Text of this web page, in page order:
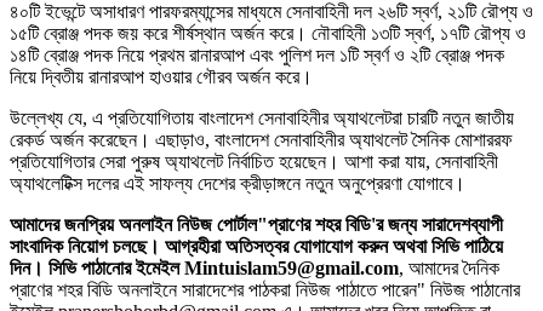
৪০টি ইভেন্টে অসাধারণ পারফরম্যান্সের মাধ্যমে সেনাবাহিনী দল ২৬টি স্বর্ণ, ২১টি রৌপ্য ও
১৫টি ব্রোঞ্জ পদক জয় করে শীর্ষস্থান অর্জন করে। নৌবাহিনী ১৩টি স্বর্ণ, ১৭টি রৌপ্য ও
১৪টি ব্রোঞ্জ পদক নিয়ে প্রথম রানারআপ এবং পুলিশ দল ১টি স্বর্ণ ও ২টি ব্রোঞ্জ পদক
নিয়ে দ্বিতীয় রানারআপ হাওয়ার গৌরব অর্জন করে।
উল্লেখ্য যে, এ প্রতিযোগিতায় বাংলাদেশ সেনাবাহিনীর অ্যাথলেটরা চারটি নতুন জাতীয়
রেকর্ড অর্জন করেছেন। এছাড়াও, বাংলাদেশ সেনাবাহিনীর অ্যাথলেট সৈনিক মোশাররফ
প্রতিযোগিতার সেরা পুরুষ অ্যাথলেট নির্বাচিত হয়েছেন। আশা করা যায়, সেনাবাহিনী
অ্যাথলেটিক্স দলের এই সাফল্য দেশের ক্রীড়াঙ্গনে নতুন অনুপ্রেরণা যোগাবে।
আমাদের জনপ্রিয় অনলাইন নিউজ পোর্টাল"প্রাণের শহর বিডি'র জন্য সারাদেশব্যাপী
সাংবাদিক নিয়োগ চলছে। আগ্রহীরা অতিসত্বর যোগাযোগ করুন অথবা সিভি পাঠিয়ে
দিন। সিভি পাঠানোর ইমেইল Mintuislam59@gmail.com, আমাদের দৈনিক
প্রাণের শহর বিডি অনলাইনে সারাদেশের পাঠকরা নিউজ পাঠাতে পারেন" নিউজ পাঠানোর